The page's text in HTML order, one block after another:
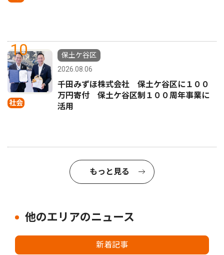
10
社会
保土ケ谷区
2026.08.06
千田みずほ株式会社 保土ケ谷区に１００
万円寄付 保土ケ谷区制１００周年事業に
活用
もっと見る
他のエリアのニュース
新着記事